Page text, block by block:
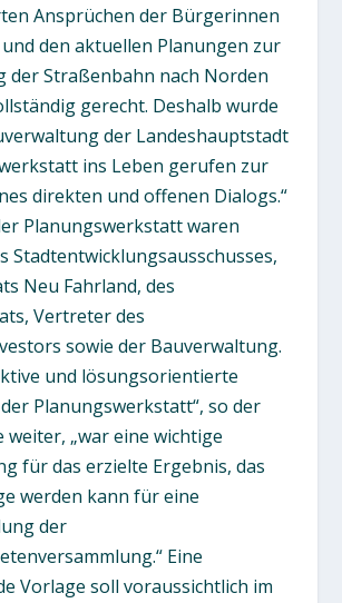
Ansprüchen der Bürgerinnen
den aktuellen Planungen zur
der Straßenbahn nach Norden
gerecht. Deshalb wurde
der Landeshauptstadt
ins Leben gerufen zur
direkten und offenen Dialogs.“
Planungswerkstatt waren
Stadtentwicklungsausschusses,
Neu Fahrland, des
Vertreter des
sowie der Bauverwaltung.
und lösungsorientierte
Planungswerkstatt“, so der
weiter, „war eine wichtige
für das erzielte Ergebnis, das
werden kann für eine
der
Eine
Vorlage soll voraussichtlich im